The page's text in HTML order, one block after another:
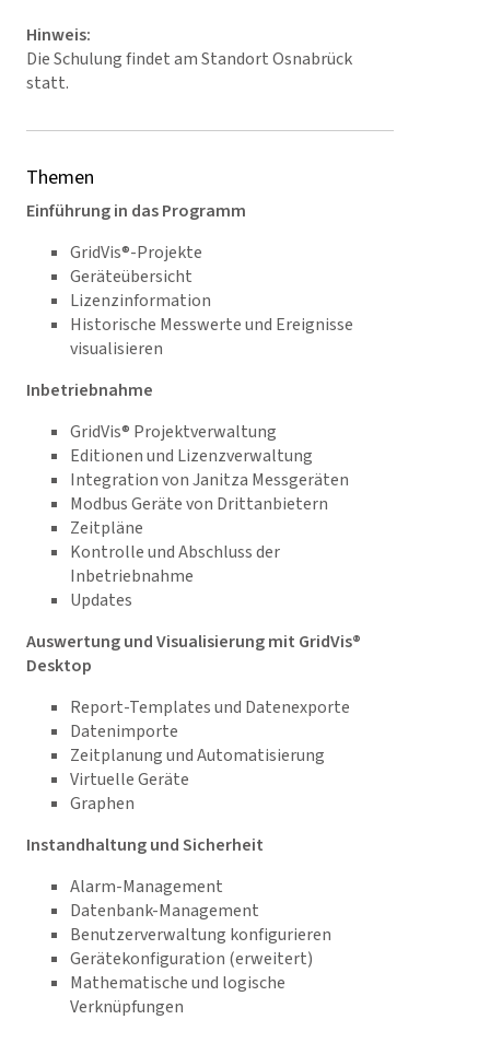
Hinweis:
Die Schulung findet am Standort Osnabrück
statt.
Themen
Einführung in das Programm
GridVis®-Projekte
Geräteübersicht
Lizenzinformation
Historische Messwerte und Ereignisse
visualisieren
Inbetriebnahme
GridVis® Projektverwaltung
Editionen und Lizenzverwaltung
Integration von Janitza Messgeräten
Modbus Geräte von Drittanbietern
Zeitpläne
Kontrolle und Abschluss der
Inbetriebnahme
Updates
Auswertung und Visualisierung mit GridVis®
Desktop
Report-Templates und Datenexporte
Datenimporte
Zeitplanung und Automatisierung
Virtuelle Geräte
Graphen
Instandhaltung und Sicherheit
Alarm-Management
Datenbank-Management
Benutzerverwaltung konfigurieren
Gerätekonfiguration (erweitert)
Mathematische und logische
Verknüpfungen